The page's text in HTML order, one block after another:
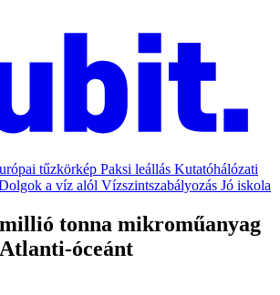
tűzkörkép Paksi leállás Kutatóhálózati
a víz alól Vízszintszabályozás Jó iskola
tonna mikroműanyag
óceánt